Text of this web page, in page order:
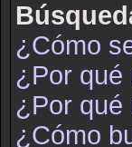
¿Cómo
¿Por qué
¿Por qué
¿Cómo